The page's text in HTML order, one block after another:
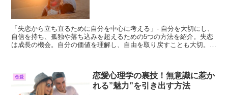
「失恋から立ち直るために自分を中心に考える」- 自分を大切にし、
自信を持ち、孤独や落ち込みを超えるための5つの方法を紹介。失恋
は成長の機会。自分の価値を理解し、自由を取り戻すことも大切。他
恋愛
恋愛心理学の裏技！無意識に惹か
れる”魅力”を引き出す方法